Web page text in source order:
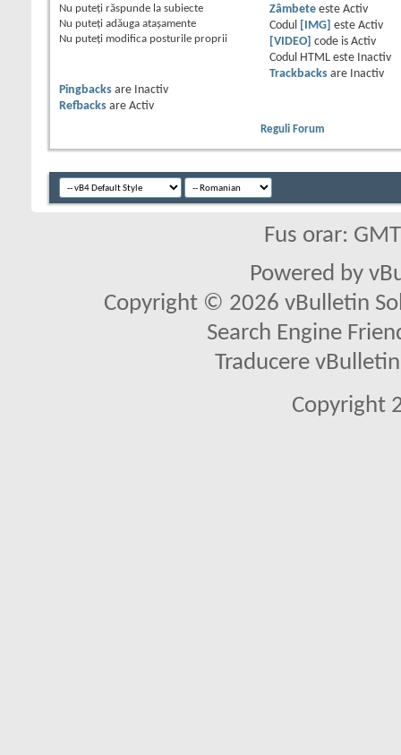
Nu puteţi răspunde la subiecte
Nu puteţi adăuga ataşamente
Nu puteţi modifica posturile proprii
Zâmbeteeste Activ
Codul
[IMG] este Activ
[VIDEO] code is Activ
Codul HTML este
Inactiv
Trackbacksare
Inactiv
Pingbacks are
Inactiv
Refbacks are Activ
Reguli Forum
Fus orar:
Powered by
Copyright © 2026 vBulletin
Search Engine
Traducere
Copyright